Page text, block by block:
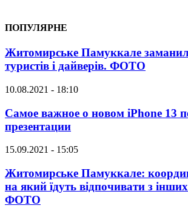
ПОПУЛЯРНЕ
Житомирське Памуккале
туристів і дайверів. ФОТО
10.08.2021 - 18:10
Самое важное о новом iPhone 13
презентации
15.09.2021 - 15:05
Житомирське Памуккале:
на який їдуть відпочивати з інших
ФОТО